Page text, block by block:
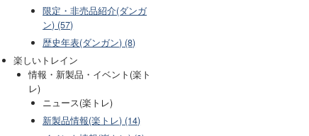
限定・非売品紹介(ダンガ
ン) (57)
歴史年表(ダンガン) (8)
楽しいトレイン
情報・新製品・イベント(楽ト
レ)
ニュース(楽トレ)
新製品情報(楽トレ) (14)